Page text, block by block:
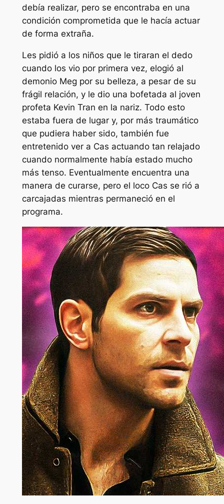
debía realizar, pero se encontraba en una
condición comprometida que le hacía actuar
de forma extraña.
Les pidió a los niños que le tiraran el dedo
cuando los vio por primera vez, elogió al
demonio Meg por su belleza, a pesar de su
frágil relación, y le dio una bofetada al joven
profeta Kevin Tran en la nariz. Todo esto
estaba fuera de lugar y, por más traumático
que pudiera haber sido, también fue
entretenido ver a Cas actuando tan relajado
cuando normalmente había estado mucho
más tenso. Eventualmente encuentra una
manera de curarse, pero el loco Cas se rió a
carcajadas mientras permaneció en el
programa.